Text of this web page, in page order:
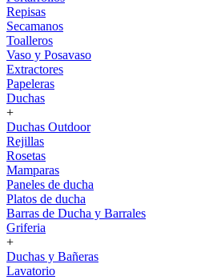
Repisas
Secamanos
Toalleros
Vaso y Posavaso
Extractores
Papeleras
Duchas
+
Duchas Outdoor
Rejillas
Rosetas
Mamparas
Paneles de ducha
Platos de ducha
Barras de Ducha y Barrales
Griferia
+
Duchas y Bañeras
Lavatorio